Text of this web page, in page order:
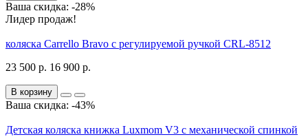
Ваша скидка: -28%
Лидер продаж!
коляска Carrello Bravo с регулируемой ручкой CRL-8512
23 500 р. 16 900 р.
В корзину
Ваша скидка: -43%
Детская коляска книжка Luxmom V3 с механической спинкой